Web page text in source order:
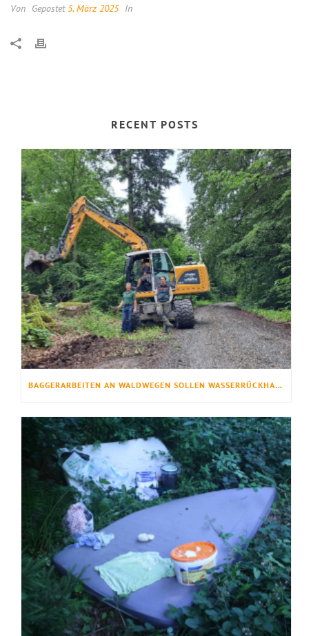
Von Gepostet5. März 2025 In
RECENT POSTS
BAGGERARBEITEN AN WALDWEGEN SOLLEN WASSERRÜCKHALT VERBESSERN